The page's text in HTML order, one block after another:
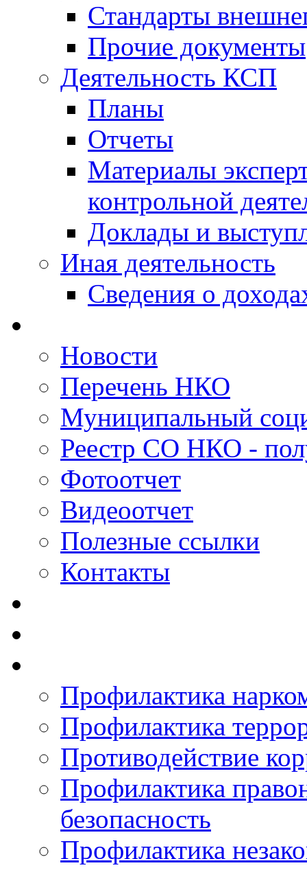
Стандарты
Прочие документы
Деятельность КСП
Планы
Отчеты
Материалы
контрольной
Доклады и
Иная деятельность
Сведения о
Новости
Перечень НКО
Муниципальный
Реестр СО НКО -
Фотоотчет
Видеоотчет
Полезные ссылки
Контакты
Профилактика
Профилактика
Противодействие
Профилактика
безопасность
Профилактика